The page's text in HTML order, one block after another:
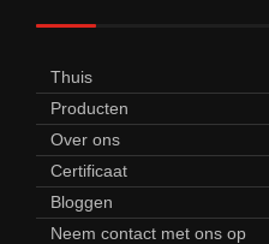
Thuis
Producten
Over ons
Certificaat
Bloggen
Neem contact met ons op